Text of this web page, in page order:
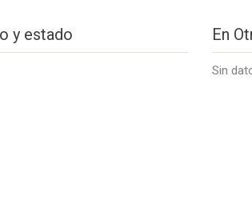
y estado En
Sin